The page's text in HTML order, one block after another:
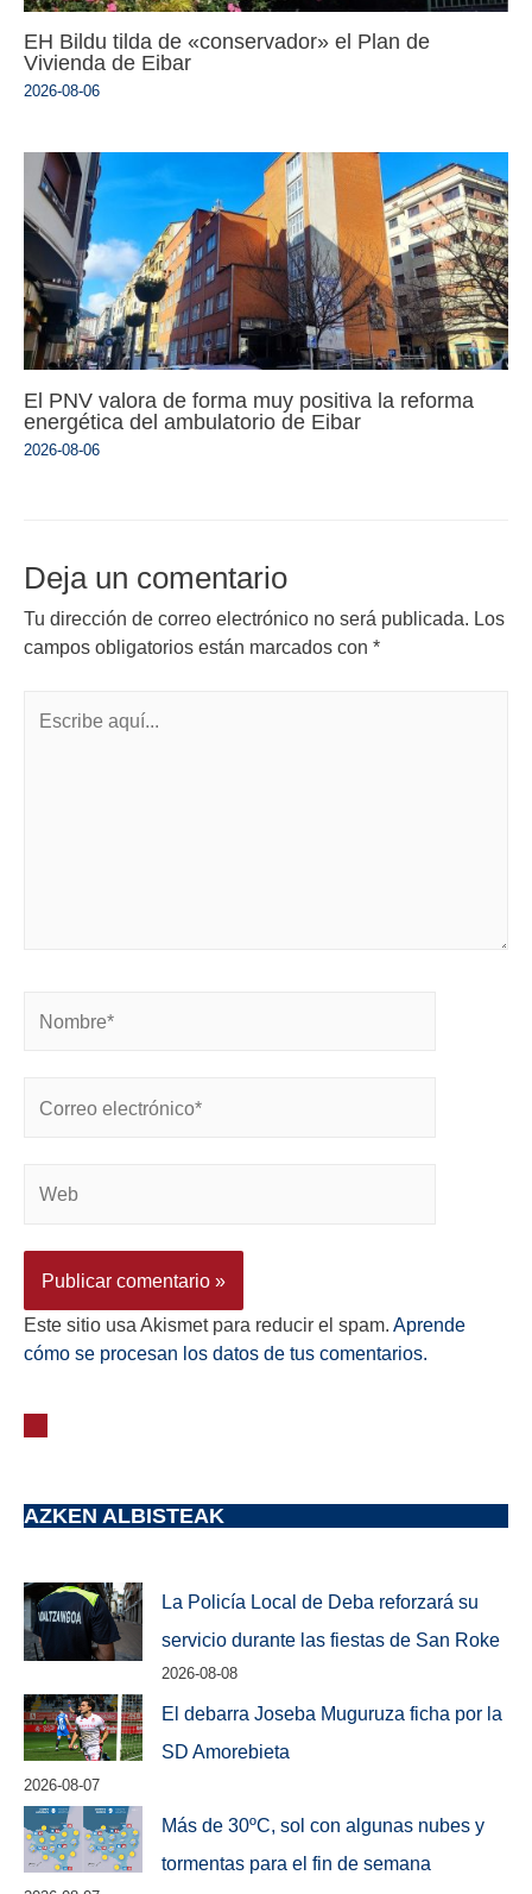
EH Bildu tilda de «conservador» el Plan de
Vivienda de Eibar
2026-08-06
El PNV valora de forma muy positiva la reforma
energética del ambulatorio de Eibar
2026-08-06
Deja un comentario
Tu dirección de correo electrónico no será publicada. Los
campos obligatorios están marcados con *
Este sitio usa Akismet para reducir el spam. Aprende
cómo se procesan los datos de tus comentarios.
AZKEN ALBISTEAK
La Policía Local de Deba reforzará su
servicio durante las fiestas de San Roke
2026-08-08
El debarra Joseba Muguruza ficha por la
SD Amorebieta
2026-08-07
Más de 30ºC, sol con algunas nubes y
tormentas para el fin de semana